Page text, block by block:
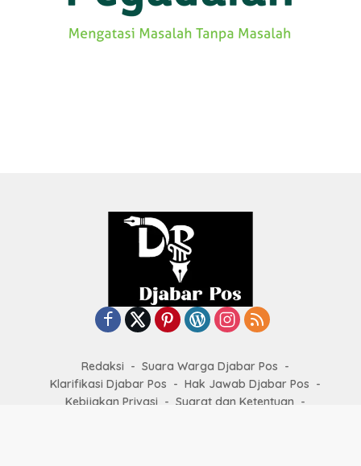
Redaksi
Suara Warga Djabar Pos
Klarifikasi Djabar Pos
Hak Jawab Djabar Pos
Kebijakan Privasi
Syarat dan Ketentuan